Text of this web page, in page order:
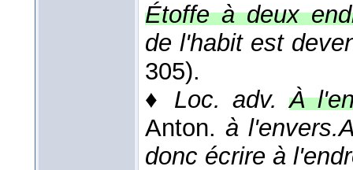
Étoffe à deux
de l'habit est
305).
♦ Loc. adv. À
Anton. à l'envers.
donc écrire à